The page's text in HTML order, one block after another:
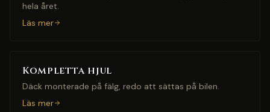
hela året.
Läs mer
Kompletta hjul
Däck monterade på fälg, redo att sättas på bilen.
Läs mer